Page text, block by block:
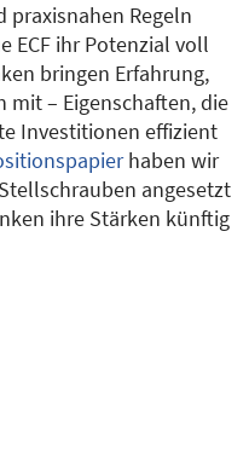
praxisnahen Regeln
ECF ihr Potenzial voll
bringen Erfahrung,
– Eigenschaften, die
Investitionen effizient
haben wir
angesetzt
ihre Stärken künftig